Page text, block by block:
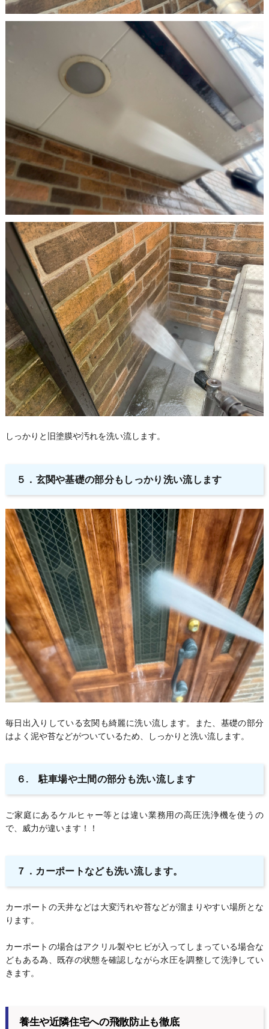
しっかりと旧塗膜や汚れを洗い流します。
５． 玄関や基礎の部分もしっかり洗い流します
毎日出入りしている玄関も綺麗に洗い流します。また、基礎の部分
はよく泥や苔などがついているため、しっかりと洗い流します。
６. 駐車場や土間の部分も洗い流します
ご家庭にあるケルヒャー等とは違い業務用の高圧洗浄機を使うの
で、威力が違います！！
７．カーポートなども洗い流します。
カーポートの天井などは大変汚れや苔などが溜まりやすい場所とな
ります。
カーポートの場合はアクリル製やヒビが入ってしまっている場合な
どもある為、既存の状態を確認しながら水圧を調整して洗浄してい
きます。
養生や近隣住宅への飛散防止も徹底